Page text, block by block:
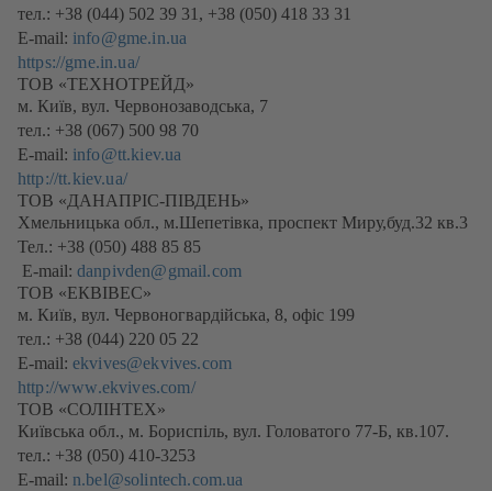
тел.: +38 (044) 502 39 31, +38 (050) 418 33 31
E-mail: info@gme.in.ua
https://gme.in.ua/(відкривається
в
новій
вкладці)
ТОВ «ТЕХНОТРЕЙД»
м. Київ, вул. Червонозаводська, 7
тел.: +38 (067) 500 98 70
E-mail: info@tt.kiev.ua
http://tt.kiev.ua/(відкривається
в
новій
вкладці)
ТОВ «ДАНАПРІС-ПІВДЕНЬ»
Хмельницька обл., м.Шепетівка, проспект Миру,буд.32 кв.3
Тел.: +38 (050) 488 85 85
E-mail: danpivden@gmail.com
ТОВ «ЕКВІВЕС»
м. Київ, вул. Червоногвардійська, 8, офіс 199
тел.: +38 (044) 220 05 22
E-mail: ekvives@ekvives.com
http://www.ekvives.com/(відкривається
новій
ТОВ «СОЛІНТЕХ»
Київська обл., м. Бориспіль, вул. Головатого 77-Б, кв.107.
тел.: +38 (050) 410-3253
E-mail: n.bel@solintech.com.uа